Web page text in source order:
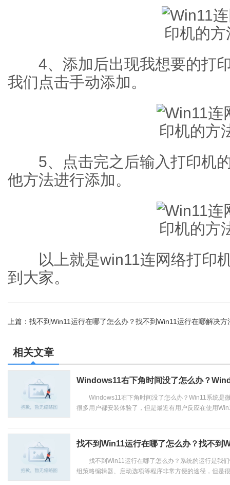
4、添加后出现我想要的打印
我们点击手动添加。
5、点击完之后输入打印机的
他方法进行添加。
以上就是win11连网络打印机
到大家。
上篇： 找不到Win11运行在哪了怎么办？找不到Win11运行在哪解决方
相关文章
Windows11右下角时间没了怎么办？
Windows11右下角时间没了怎么办？Win11系统是
很多用户都安装体验了，但是最近有用户反应在使用
找不到Win11运行在哪了怎么办？找不到
找不到Win11运行在哪了怎么办？系统的运行是我们
组策略编辑器、启动选项等程序非常方便的途径，但是